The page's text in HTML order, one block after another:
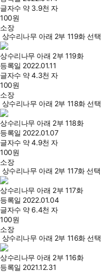
글자수 약 3.9천 자
100원
소장
상수리나무 아래 2부 119화 선택
상수리나무 아래 2부 119화
등록일 2022.01.11
글자수 약 4.3천 자
100원
소장
상수리나무 아래 2부 118화 선택
상수리나무 아래 2부 118화
등록일 2022.01.07
글자수 약 4.9천 자
100원
소장
상수리나무 아래 2부 117화 선택
상수리나무 아래 2부 117화
등록일 2022.01.04
글자수 약 6.4천 자
100원
소장
상수리나무 아래 2부 116화 선택
상수리나무 아래 2부 116화
등록일 2021.12.31